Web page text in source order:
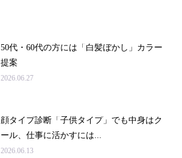
50代・60代の方には「白髪ぼかし」カラー
提案
2026.06.27
顔タイプ診断「子供タイプ」でも中身はク
ール、仕事に活かすには...
2026.06.13